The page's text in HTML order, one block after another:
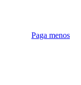
Paga menos